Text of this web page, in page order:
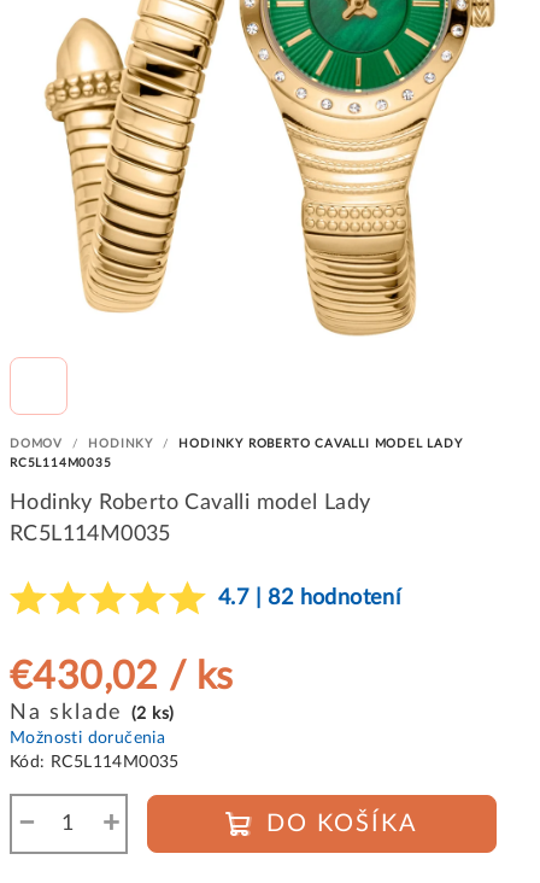
DOMOV / HODINKY /
HODINKY ROBERTO CAVALLI MODEL LADY
RC5L114M0035
Hodinky Roberto Cavalli model Lady
RC5L114M0035
4.7 | 82 hodnotení
€430,02 / ks
Jednotková
cena:
Na sklade
(2 ks)
Možnosti doručenia
Kód: RC5L114M0035
+
− DO KOŠÍKA